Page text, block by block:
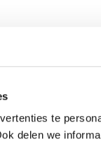
te
delen we